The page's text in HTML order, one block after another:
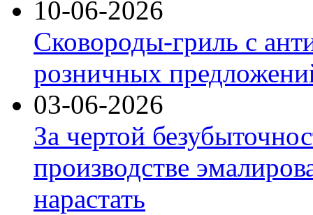
10-06-2026
Сковороды-гриль с
розничных
03-06-2026
За чертой
производстве
нарастать